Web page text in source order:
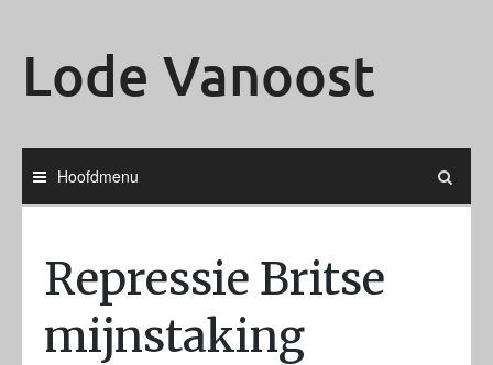
Lode Vanoost
Hoofdmenu
Repressie Britse
mijnstaking